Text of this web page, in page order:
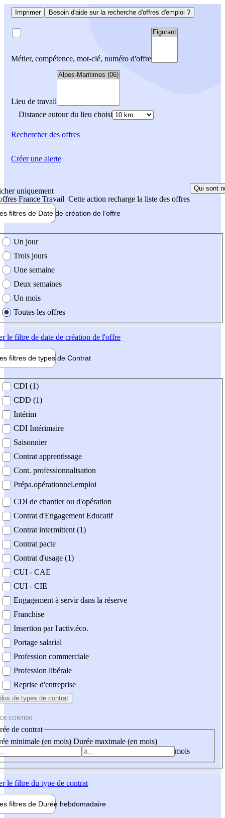
Imprimer Besoin d'aide sur la recherche d'offres d'emploi ?
Métier, compétence, mot-clé, numéro d'offre
Lieu de travail
Distance autour du lieu choisi
Rechercherdes offres
uniquement
France Travail Cette action recharge la liste des offres
Qui sont
filtres de Date de création de l'offre
création de l'offre
Un jour
Trois jours
Une semaine
Deux semaines
Un mois
Toutes les offres
le filtre de date de création de l'offre
filtres de types de Contrat
contrat
CDI (1)
CDD (1)
Intérim
CDI Intérimaire
Saisonnier
Contrat apprentissage
Cont. professionnalisation
Prépa.opérationnel.emploi
CDI de chantier ou d'opération
Contrat d'Engagement Educatif
Contrat intermittent (1)
Contrat pacte
Contrat d'usage (1)
CUI - CAE
CUI - CIE
Engagement à servir dans la réserve
Franchise
Insertion par l'activ.éco.
Portage salarial
Profession commerciale
Profession libérale
Reprise d'entreprise
de types de contrat
CONTRAT
de contrat
minimale (en mois) Durée maximale (en mois)
mois
le filtre du type de contrat
filtres de Durée hebdomadaire
Créer une alerte